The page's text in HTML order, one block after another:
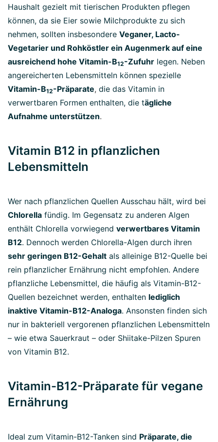
Haushalt gezielt mit tierischen Produkten pflegen
können, da sie Eier sowie Milchprodukte zu sich
nehmen, sollten insbesondere Veganer, Lacto-
Vegetarier und Rohköstler ein Augenmerk auf eine
ausreichend hohe Vitamin-B12-Zufuhr legen. Neben
angereicherten Lebensmitteln können spezielle
Vitamin-B12-Präparate, die das Vitamin in
verwertbaren Formen enthalten, die tägliche
Aufnahme unterstützen.
Vitamin B12 in pflanzlichen
Lebensmitteln
Wer nach pflanzlichen Quellen Ausschau hält, wird bei
Chlorella fündig. Im Gegensatz zu anderen Algen
enthält Chlorella vorwiegend verwertbares Vitamin
B12. Dennoch werden Chlorella-Algen durch ihren
sehr geringen B12-Gehalt als alleinige B12-Quelle bei
rein pflanzlicher Ernährung nicht empfohlen. Andere
pflanzliche Lebensmittel, die häufig als Vitamin-B12-
Quellen bezeichnet werden, enthalten lediglich
inaktive Vitamin-B12-Analoga. Ansonsten finden sich
nur in bakteriell vergorenen pflanzlichen Lebensmitteln
– wie etwa Sauerkraut – oder Shiitake-Pilzen Spuren
von Vitamin B12.
Vitamin-B12-Präparate für vegane
Ernährung
Ideal zum Vitamin-B12-Tanken sind Präparate, die